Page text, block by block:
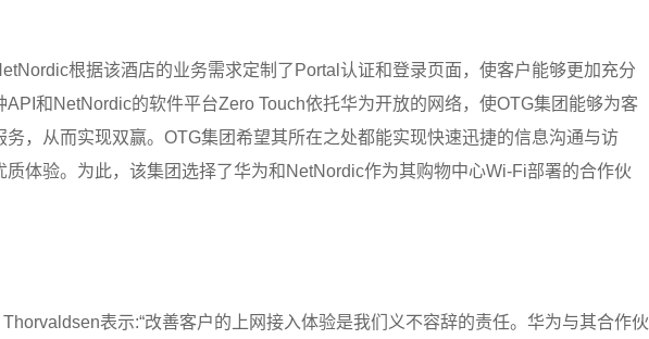
根据该酒店的业务需求定制了Portal认证和登录页面，使客户能够更加充分
API和NetNordic的软件平台Zero Touch依托华为开放的网络，使OTG集团能够为客
务，从而实现双赢。OTG集团希望其所在之处都能实现快速迅捷的信息沟通与访
质体验。为此，该集团选择了华为和NetNordic作为其购物中心Wi-Fi部署的合作伙
表示:“改善客户的上网接入体验是我们义不容辞的责任。华为与其合作伙